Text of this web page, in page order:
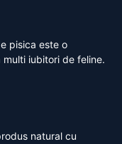
pisica este o
iubitori de feline.
natural cu